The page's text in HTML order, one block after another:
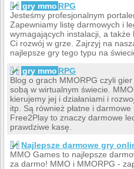
gry mmo RPG
Jesteśmy profesjonalnym
Zapewniamy listę darmowych i
wymagających instalacji, a
Ci rozwój w grze. Zajrzyj na
najlepsze gry tego typu na
gry mmo RPG
Blog o grach MMORPG czyli
sobą w wirtualnym świecie.
kierujemy jej i działaniami i
itp. Są również płatne i
Free2Play to znaczy darmowe
prawdziwe kasę.
Najlepsze darmowe gry
MMO Games to najlepsze
za darmo! MMO i MMORPG -